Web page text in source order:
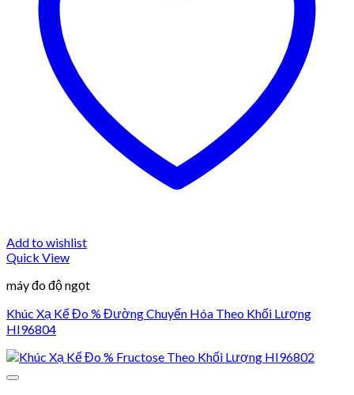
Add to wishlist
Quick View
máy đo độ ngọt
Khúc Xạ Kế Đo % Đường Chuyển Hóa Theo Khối Lượng
HI96804